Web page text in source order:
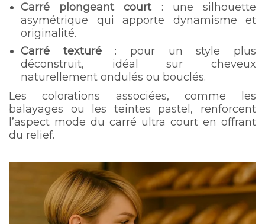
Carré plongeantcourt: une silhouette
asymétrique qui apporte dynamisme et
originalité.
Carré texturé: pour un style plus
déconstruit, idéal sur cheveux
naturellement ondulés ou bouclés.
Les colorations associées, comme les
balayages ou les teintes pastel, renforcent
l’aspect mode du carré ultra court en offrant
du relief.